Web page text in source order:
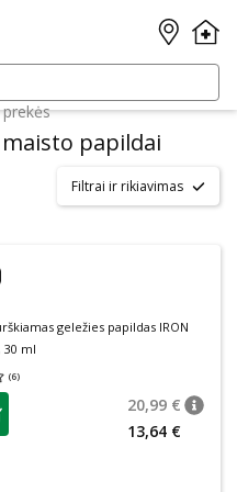
maisto papildai
Filtrai ir rikiavimas
geležies papildas IRON
30 ml
(6) 4.50
klubo narių nuolaida
20,99 €
13,64 €